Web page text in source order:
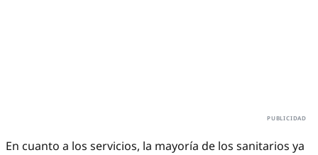
En cuanto a los servicios, la mayoría de los sanitarios ya